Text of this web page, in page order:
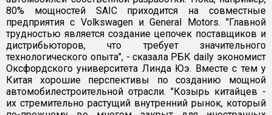
80% мощностей SAIC приходится на совместные
предприятия с Volkswagen и General Motors. "Главной
трудностью является создание цепочек поставщиков и
дистрибьюторов, что требует значительного
технологического опыта", - сказала РБК daily экономист
Оксфордского университета Линда Юэ. Вместе с тем у
Китая хорошие перспективы по созданию мощной
автомобилестроительной отрасли. "Козырь китайцев -
их стремительно растущий внутренний рынок, который